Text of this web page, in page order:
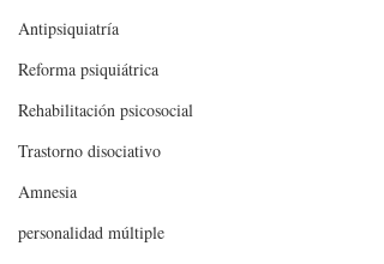
Antipsiquiatría
Reforma psiquiátrica
Rehabilitación psicosocial
Trastorno disociativo
Amnesia
personalidad múltiple